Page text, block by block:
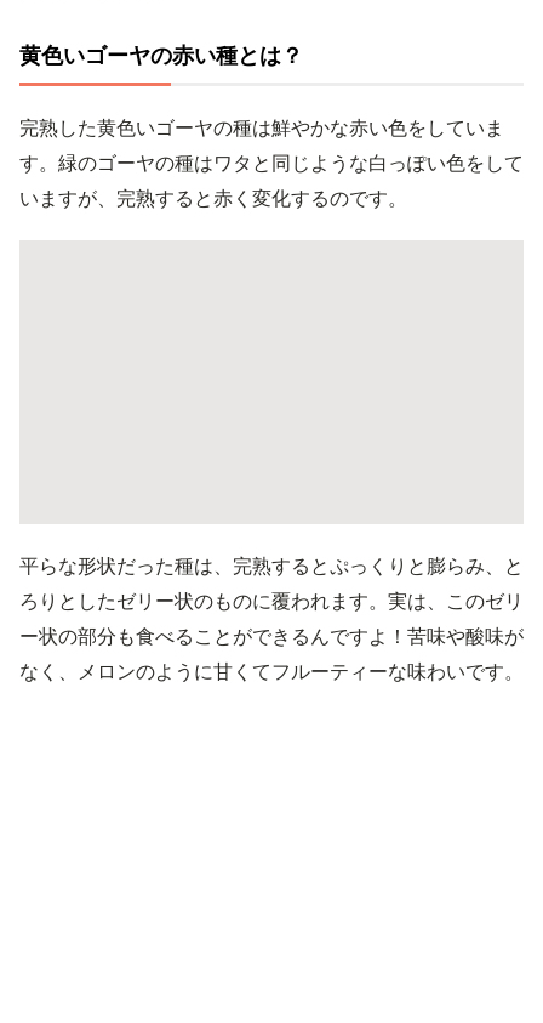
黄色いゴーヤの赤い種とは？
完熟した黄色いゴーヤの種は鮮やかな赤い色をしていま
す。緑のゴーヤの種はワタと同じような白っぽい色をして
いますが、完熟すると赤く変化するのです。
平らな形状だった種は、完熟するとぷっくりと膨らみ、と
ろりとしたゼリー状のものに覆われます。実は、このゼリ
ー状の部分も食べることができるんですよ！苦味や酸味が
なく、メロンのように甘くてフルーティーな味わいです。